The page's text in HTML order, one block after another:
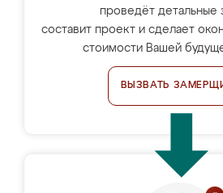
проведёт детальные
составит проект и сделает
стоимости Вашей
ВЫЗВАТЬ